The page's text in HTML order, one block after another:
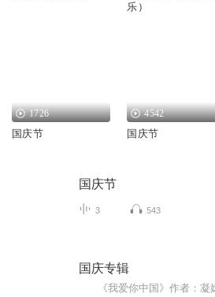
乐）
1726
国庆节
4542
国庆节
国庆节
3 543
国庆专辑